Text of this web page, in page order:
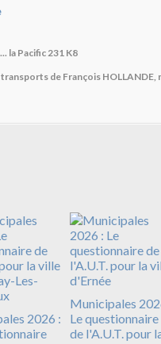
la Pacific 231 K8
de François HOLLANDE,
2026 :
Municipales
Le questionnaire
de l'A.U.T. pour